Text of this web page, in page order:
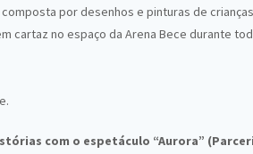
por desenhos e pinturas de
cartaz no espaço da Arena Bece durante
com o espetáculo “Aurora”